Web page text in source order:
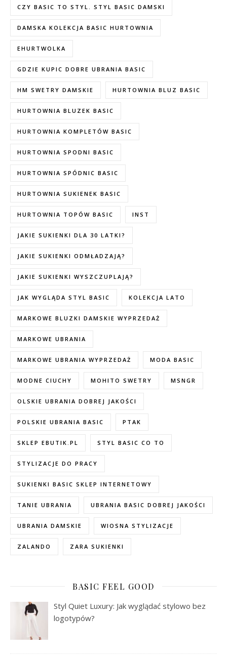
CZY BASIC TO STYL. STYL BASIC DAMSKI
DAMSKA KOLEKCJA BASIC HURTOWNIA
EHURTWOLKA
GDZIE KUPIC DOBRE UBRANIA BASIC
HM SWETRY DAMSKIE HURTOWNIA BLUZ BASIC
HURTOWNIA BLUZEK BASIC
HURTOWNIA KOMPLETÓW BASIC
HURTOWNIA SPODNI BASIC
HURTOWNIA SPÓDNIC BASIC
HURTOWNIA SUKIENEK BASIC
HURTOWNIA TOPÓW BASIC INST
JAKIE SUKIENKI DLA 30 LATKI?
JAKIE SUKIENKI ODMŁADZAJĄ?
JAKIE SUKIENKI WYSZCZUPLAJĄ?
JAK WYGLĄDA STYL BASIC KOLEKCJA LATO
MARKOWE BLUZKI DAMSKIE WYPRZEDAŻ
MARKOWE UBRANIA
MARKOWE UBRANIA WYPRZEDAŻ MODA BASIC
MODNE CIUCHY MOHITO SWETRY MSNGR
OLSKIE UBRANIA DOBREJ JAKOŚCI
POLSKIE UBRANIA BASIC PTAK
SKLEP EBUTIK.PL STYL BASIC CO TO
STYLIZACJE DO PRACY
SUKIENKI BASIC SKLEP INTERNETOWY
TANIE UBRANIA UBRANIA BASIC DOBREJ JAKOŚCI
UBRANIA DAMSKIE WIOSNA STYLIZACJE
ZALANDO ZARA SUKIENKI
BASIC FEEL GOOD
Styl Quiet Luxury: Jak wyglądać stylowo bez
logotypów?